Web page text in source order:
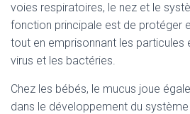
voies respiratoires, le nez et le
fonction principale est de protéger
tout en emprisonnant les particules
virus et les bactéries.
Chez les bébés, le mucus joue
dans le développement du